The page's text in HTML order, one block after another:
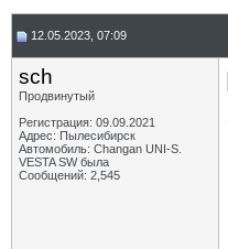
12.05.2023, 07:09
sch
Продвинутый
Регистрация: 09.09.2021
Адрес: Пылесибирск
Автомобиль: Changan UNI-S.
VESTA SW была
Сообщений: 2,545